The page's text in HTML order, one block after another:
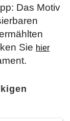
Das Motiv
Sie hier